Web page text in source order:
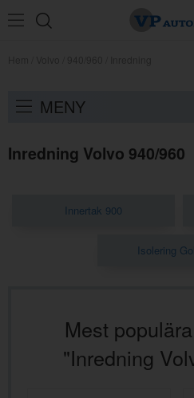
MENY
Inredning Volvo 940/960
Innertak 900
Isolering
Mest
"Inredning